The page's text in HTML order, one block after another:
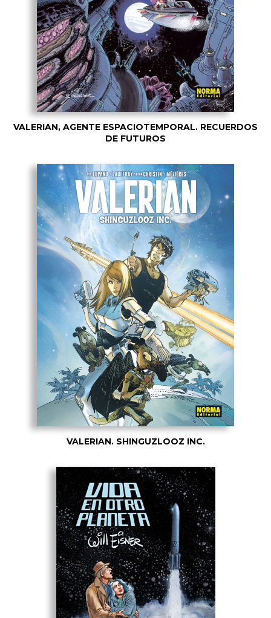
VALERIAN, AGENTE ESPACIOTEMPORAL. RECUERDOS
DE FUTUROS
VALERIAN. SHINGUZLOOZ INC.